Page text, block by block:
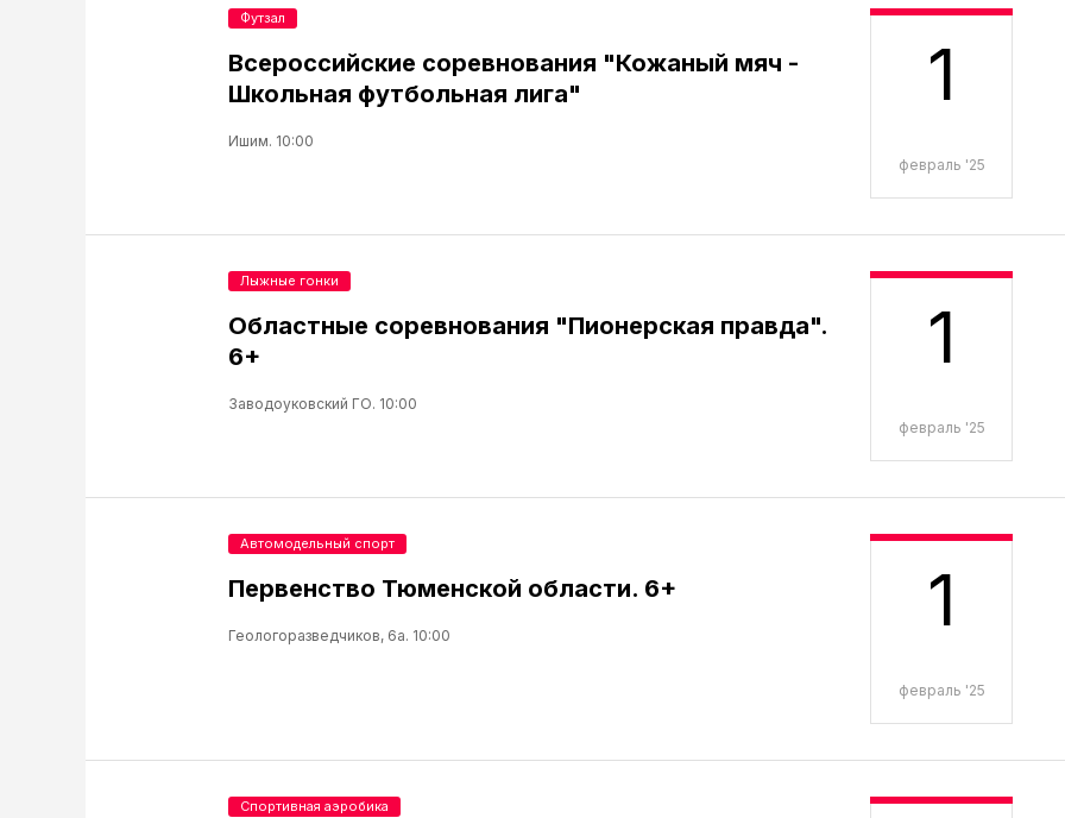
1
февраль '25
Всероссийские соревнования "Кожаный мяч -
Школьная футбольная лига"
Ишим. 10:00
Футзал
1
февраль '25
Областные соревнования "Пионерская правда".
6+
Заводоуковский ГО. 10:00
Лыжные гонки
1
февраль '25
Первенство Тюменской области. 6+
Геологоразведчиков, 6а. 10:00
Автомодельный спорт
Спортивная аэробика